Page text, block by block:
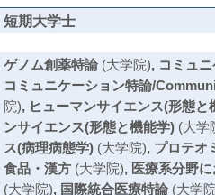
短期大学士
ゲノム創薬特論(大学院), コミュ
コミュニケーション特論/
院), ヒューマンサイエンス(形態と
ンサイエンス(形態と機能学)(大学
ス(病理病態学)(大学院), プロテオ
食品・漢方(大学院), 医療系分野
(大学院), 国際統合医療特論(大学